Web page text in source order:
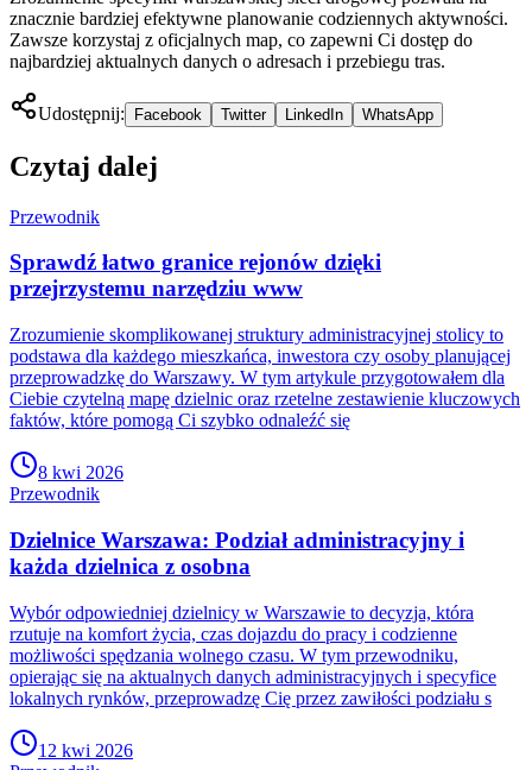
znacznie bardziej efektywne planowanie codziennych aktywności.
Zawsze korzystaj z oficjalnych map, co zapewni Ci dostęp do
najbardziej aktualnych danych o adresach i przebiegu tras.
Udostępnij: Facebook Twitter LinkedIn WhatsApp
Czytaj dalej
Przewodnik
Sprawdź łatwo granice rejonów dzięki
przejrzystemu narzędziu www
Zrozumienie skomplikowanej struktury administracyjnej stolicy to
podstawa dla każdego mieszkańca, inwestora czy osoby planującej
przeprowadzkę do Warszawy. W tym artykule przygotowałem dla
Ciebie czytelną mapę dzielnic oraz rzetelne zestawienie kluczowych
faktów, które pomogą Ci szybko odnaleźć się
8 kwi 2026
Przewodnik
Dzielnice Warszawa: Podział administracyjny i
każda dzielnica z osobna
Wybór odpowiedniej dzielnicy w Warszawie to decyzja, która
rzutuje na komfort życia, czas dojazdu do pracy i codzienne
możliwości spędzania wolnego czasu. W tym przewodniku,
opierając się na aktualnych danych administracyjnych i specyfice
lokalnych rynków, przeprowadzę Cię przez zawiłości podziału s
12 kwi 2026